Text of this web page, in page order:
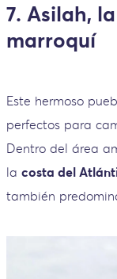
7. Asilah,
marroquí
Este hermoso
perfectos para
Dentro del área
la costa del
también